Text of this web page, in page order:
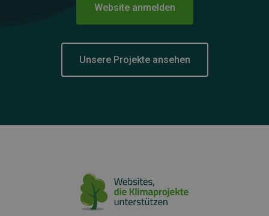
Website anmelden
Unsere Projekte ansehen